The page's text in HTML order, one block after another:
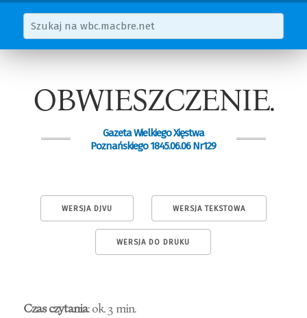
OBWIESZCZENIE.
Gazeta Wielkiego Xięstwa
Poznańskiego 1845.06.06 Nr129
WERSJA DJVU WERSJA TEKSTOWA
WERSJA DO DRUKU
Czas czytania: ok. 3 min.